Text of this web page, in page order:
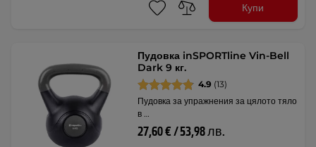
Купи
Пудовка inSPORTline Vin-Bell
Dark 9 кг.
4.9 (13)
Пудовка за упражнения за цялото тяло
в …
27,60 € / 53,98 лв.